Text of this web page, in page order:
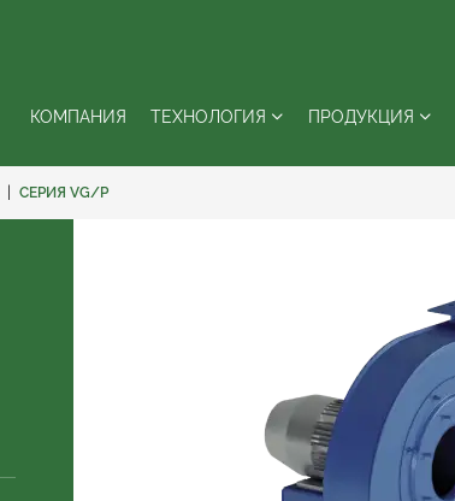
КОМПАНИЯ ТЕХНОЛОГИЯ ПРОДУКЦИЯ
СЕРИЯ VG/P